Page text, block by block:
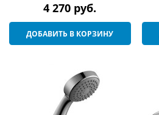
4 270 руб.
ДОБАВИТЬ В КОРЗИНУ